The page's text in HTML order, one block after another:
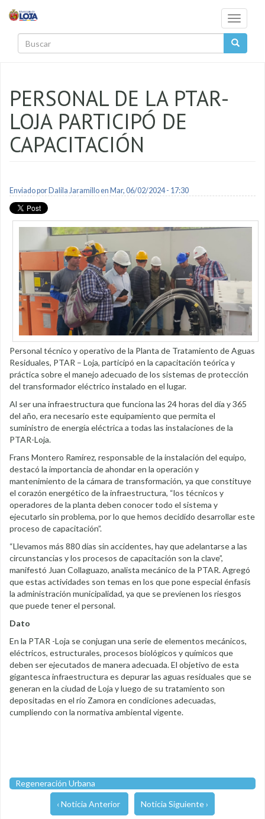
Toggle
PERSONAL DE LA PTAR-
LOJA PARTICIPÓ DE
CAPACITACIÓN
Enviado por Dalila Jaramilloen Mar, 06/02/2024 - 17:30
Personal técnico y operativo de la Planta de Tratamiento de Aguas
Residuales, PTAR – Loja, participó en la capacitación teórica y
práctica sobre el manejo adecuado de los sistemas de protección
del transformador eléctrico instalado en el lugar.
Al ser una infraestructura que funciona las 24 horas del día y 365
del año, era necesario este equipamiento que permita el
suministro de energía eléctrica a todas las instalaciones de la
PTAR-Loja.
Frans Montero Ramírez, responsable de la instalación del equipo,
destacó la importancia de ahondar en la operación y
mantenimiento de la cámara de transformación, ya que constituye
el corazón energético de la infraestructura, “los técnicos y
operadores de la planta deben conocer todo el sistema y
ejecutarlo sin problema, por lo que hemos decidido desarrollar este
proceso de capacitación”.
“Llevamos más 880 días sin accidentes, hay que adelantarse a las
circunstancias y los procesos de capacitación son la clave”,
manifestó Juan Collaguazo, analista mecánico de la PTAR. Agregó
que estas actividades son temas en los que pone especial énfasis
la administración municipalidad, ya que se previenen los riesgos
que puede tener el personal.
Dato
En la PTAR -Loja se conjugan una serie de elementos mecánicos,
eléctricos, estructurales, procesos biológicos y químicos que
deben ser ejecutados de manera adecuada. El objetivo de esta
gigantesca infraestructura es depurar las aguas residuales que se
generan en la ciudad de Loja y luego de su tratamiento son
depositadas en el río Zamora en condiciones adecuadas,
cumpliendo con la normativa ambiental vigente.
Regeneración Urbana
‹ Noticia Anterior Noticia Siguiente ›